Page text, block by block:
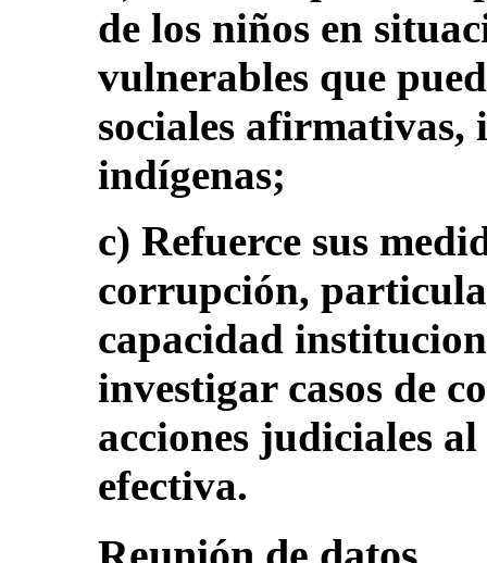
de los niños en
vulnerables que
sociales afirmativas,
indígenas;
c) Refuerce sus
corrupción,
capacidad
investigar casos de
acciones judiciales
efectiva.